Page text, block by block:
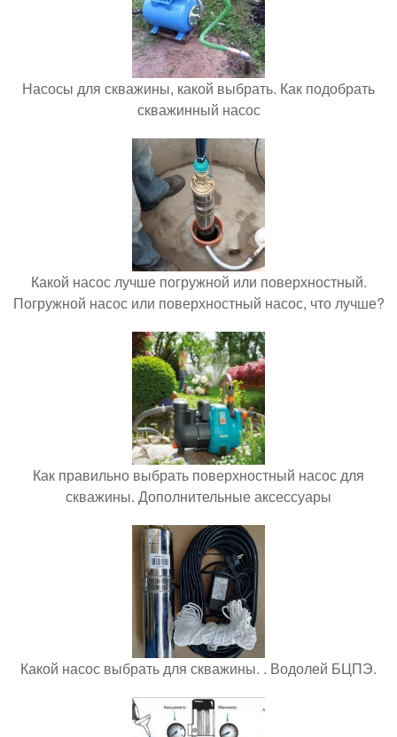
Насосы для скважины, какой выбрать. Как подобрать
скважинный насос
Какой насос лучше погружной или поверхностный.
Погружной насос или поверхностный насос, что лучше?
Как правильно выбрать поверхностный насос для
скважины. Дополнительные аксессуары
Какой насос выбрать для скважины. . Водолей БЦПЭ.